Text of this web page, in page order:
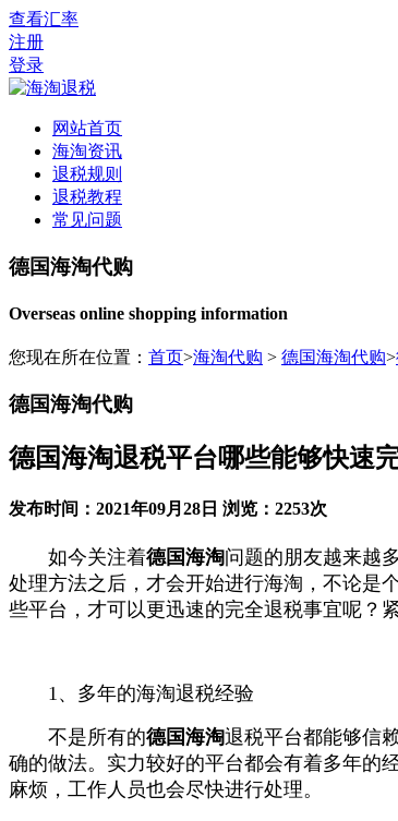
查看汇率
注册
登录
网站首页
海淘资讯
退税规则
退税教程
常见问题
德国海淘代购
Overseas online shopping information
您现在所在位置： 首页>海淘代购 > 德国海淘代购>
德国海淘代购
德国海淘退税平台哪些能够快速
发布时间：2021年09月28日 浏览：2253次
如今关注着德国海淘问题的朋友越来越
处理方法之后，才会开始进行海淘，不论是
些平台，才可以更迅速的完全退税事宜呢？
1、多年的海淘退税经验
不是所有的德国海淘退税平台都能够信
确的做法。实力较好的平台都会有着多年的
麻烦，工作人员也会尽快进行处理。